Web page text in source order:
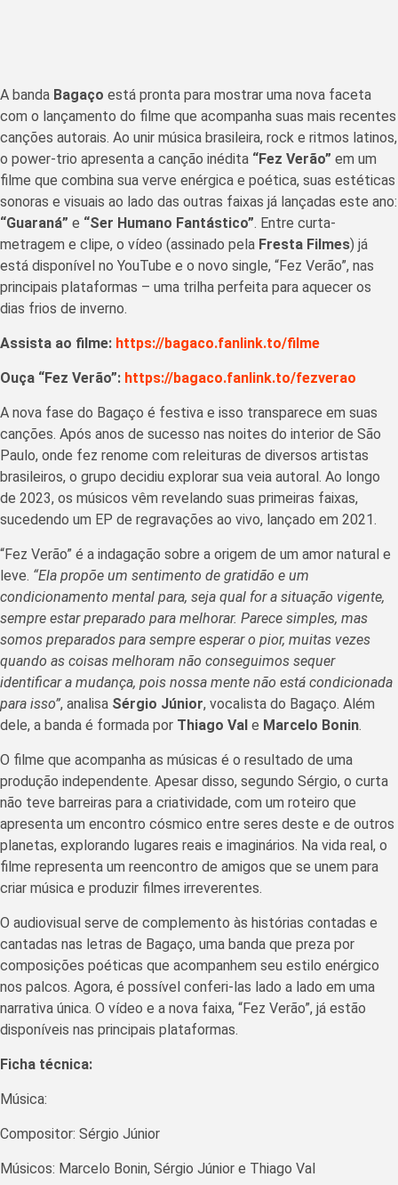
A banda Bagaço está pronta para mostrar uma nova faceta
com o lançamento do filme que acompanha suas mais recentes
canções autorais. Ao unir música brasileira, rock e ritmos latinos,
o power-trio apresenta a canção inédita “Fez Verão” em um
filme que combina sua verve enérgica e poética, suas estéticas
sonoras e visuais ao lado das outras faixas já lançadas este ano:
“Guaraná” e “Ser Humano Fantástico”. Entre curta-
metragem e clipe, o vídeo (assinado pela Fresta Filmes) já
está disponível no YouTube e o novo single, “Fez Verão”, nas
principais plataformas – uma trilha perfeita para aquecer os
dias frios de inverno.
Assista ao filme: https://bagaco.fanlink.to/filme
Ouça “Fez Verão”: https://bagaco.fanlink.to/fezverao
A nova fase do Bagaço é festiva e isso transparece em suas
canções. Após anos de sucesso nas noites do interior de São
Paulo, onde fez renome com releituras de diversos artistas
brasileiros, o grupo decidiu explorar sua veia autoral. Ao longo
de 2023, os músicos vêm revelando suas primeiras faixas,
sucedendo um EP de regravações ao vivo, lançado em 2021.
“Fez Verão” é a indagação sobre a origem de um amor natural e
leve. “Ela propõe um sentimento de gratidão e um
condicionamento mental para, seja qual for a situação vigente,
sempre estar preparado para melhorar. Parece simples, mas
somos preparados para sempre esperar o pior, muitas vezes
quando as coisas melhoram não conseguimos sequer
identificar a mudança, pois nossa mente não está condicionada
para isso”, analisa Sérgio Júnior, vocalista do Bagaço. Além
dele, a banda é formada por Thiago Val e Marcelo Bonin.
O filme que acompanha as músicas é o resultado de uma
produção independente. Apesar disso, segundo Sérgio, o curta
não teve barreiras para a criatividade, com um roteiro que
apresenta um encontro cósmico entre seres deste e de outros
planetas, explorando lugares reais e imaginários. Na vida real, o
filme representa um reencontro de amigos que se unem para
criar música e produzir filmes irreverentes.
O audiovisual serve de complemento às histórias contadas e
cantadas nas letras de Bagaço, uma banda que preza por
composições poéticas que acompanhem seu estilo enérgico
nos palcos. Agora, é possível conferi-las lado a lado em uma
narrativa única. O vídeo e a nova faixa, “Fez Verão”, já estão
disponíveis nas principais plataformas.
Ficha técnica:
Música:
Compositor: Sérgio Júnior
Músicos: Marcelo Bonin, Sérgio Júnior e Thiago Val